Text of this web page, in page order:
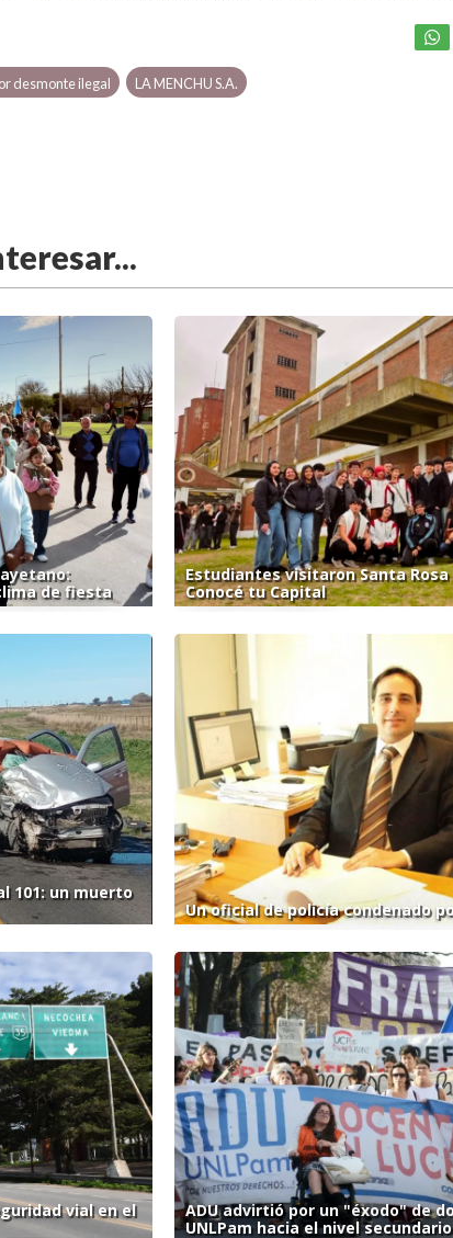
desmonte ilegal LA MENCHU S.A.
de fiesta
Estudiantes visitaron Santa
Conocé tu Capital
101: un muerto
Un oficial de policía condenado
vial en el
ADU advirtió por un "éxodo" de
UNLPam hacia el nivel secundario